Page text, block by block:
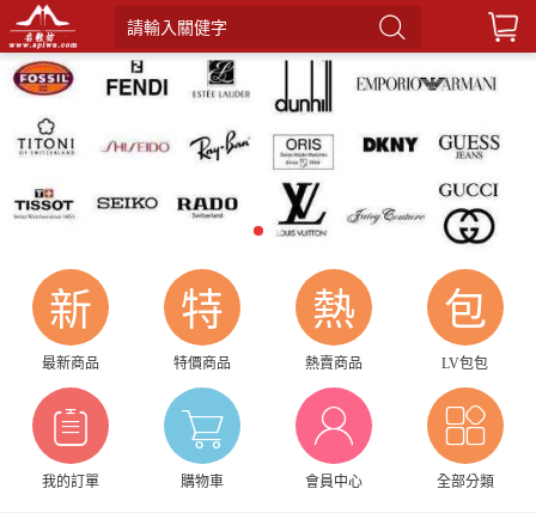
請輸入關健字
新
最新商品
特
特價商品
熱
熱賣商品
包
LV包包
我的訂單 購物車 會員中心 全部分類